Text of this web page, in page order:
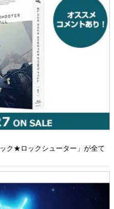
ク★ロックシューター」が全て